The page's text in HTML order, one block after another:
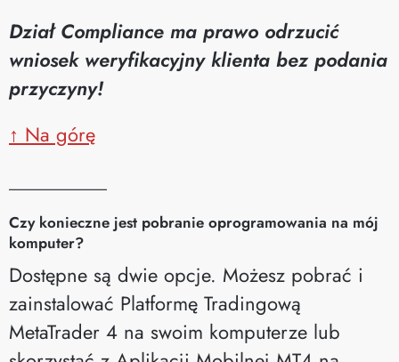
Dział Compliance ma prawo odrzucić
wniosek weryfikacyjny klienta bez podania
przyczyny!
↑ Na górę
Czy konieczne jest pobranie oprogramowania na mój
komputer?
Dostępne są dwie opcje. Możesz pobrać i
zainstalować Platformę Tradingową
MetaTrader 4 na swoim komputerze lub